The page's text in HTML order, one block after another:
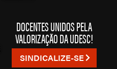
DOCENTES UNIDOS PELA
VALORIZAÇÃO DA UDESC!
SINDICALIZE-SE